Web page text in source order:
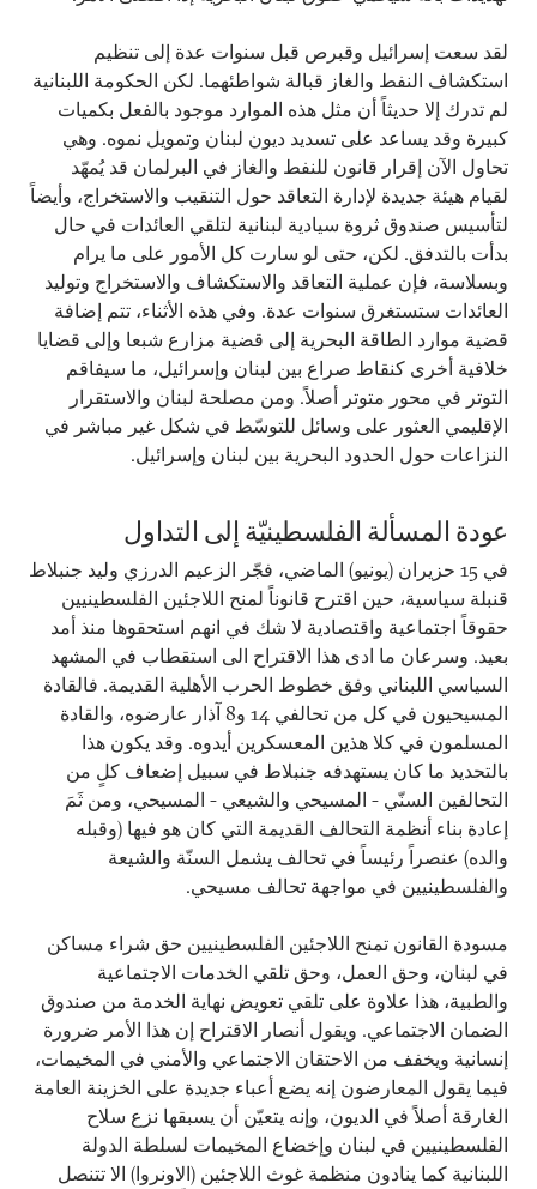
لقد سعت إسرائيل وقبرص قبل سنوات عدة إلى تنظيم
استكشاف النفط والغاز قبالة شواطئهما. لكن الحكومة اللبنانية
لم تدرك إلا حديثاً أن مثل هذه الموارد موجود بالفعل بكميات
كبيرة وقد يساعد على تسديد ديون لبنان وتمويل نموه. وهي
تحاول الآن إقرار قانون للنفط والغاز في البرلمان قد يُمهّد
لقيام هيئة جديدة لإدارة التعاقد حول التنقيب والاستخراج، وأيضاً
لتأسيس صندوق ثروة سيادية لبنانية لتلقي العائدات في حال
بدأت بالتدفق. لكن، حتى لو سارت كل الأمور على ما يرام
وبسلاسة، فإن عملية التعاقد والاستكشاف والاستخراج وتوليد
العائدات ستستغرق سنوات عدة. وفي هذه الأثناء، تتم إضافة
قضية موارد الطاقة البحرية إلى قضية مزارع شبعا وإلى قضايا
خلافية أخرى كنقاط صراع بين لبنان وإسرائيل، ما سيفاقم
التوتر في محور متوتر أصلاً. ومن مصلحة لبنان والاستقرار
الإقليمي العثور على وسائل للتوسّط في شكل غير مباشر في
النزاعات حول الحدود البحرية بين لبنان وإسرائيل.
عودة المسألة الفلسطينيّة إلى التداول
في 15 حزيران (يونيو) الماضي، فجّر الزعيم الدرزي وليد جنبلاط
قنبلة سياسية، حين اقترح قانوناً لمنح اللاجئين الفلسطينيين
حقوقاً اجتماعية واقتصادية لا شك في انهم استحقوها منذ أمد
بعيد. وسرعان ما ادى هذا الاقتراح الى استقطاب في المشهد
السياسي اللبناني وفق خطوط الحرب الأهلية القديمة. فالقادة
المسيحيون في كل من تحالفي 14 و8 آذار عارضوه، والقادة
المسلمون في كلا هذين المعسكرين أيدوه. وقد يكون هذا
بالتحديد ما كان يستهدفه جنبلاط في سبيل إضعاف كلٍ من
التحالفين السنّي - المسيحي والشيعي - المسيحي، ومن ثَمَ
إعادة بناء أنظمة التحالف القديمة التي كان هو فيها (وقبله
والده) عنصراً رئيساً في تحالف يشمل السنّة والشيعة
والفلسطينيين في مواجهة تحالف مسيحي.
مسودة القانون تمنح اللاجئين الفلسطينيين حق شراء مساكن
في لبنان، وحق العمل، وحق تلقي الخدمات الاجتماعية
والطبية، هذا علاوة على تلقي تعويض نهاية الخدمة من صندوق
الضمان الاجتماعي. ويقول أنصار الاقتراح إن هذا الأمر ضرورة
إنسانية ويخفف من الاحتقان الاجتماعي والأمني في المخيمات،
فيما يقول المعارضون إنه يضع أعباء جديدة على الخزينة العامة
الغارقة أصلاً في الديون، وإنه يتعيّن أن يسبقها نزع سلاح
الفلسطينيين في لبنان وإخضاع المخيمات لسلطة الدولة
اللبنانية كما ينادون منظمة غوث اللاجئين (الاونروا) الا تتنصل